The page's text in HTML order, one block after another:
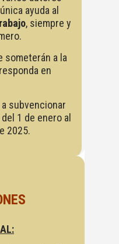
ayuda al
, siempre y
someterán a la
en
subvencionar
1 de enero al
2025.